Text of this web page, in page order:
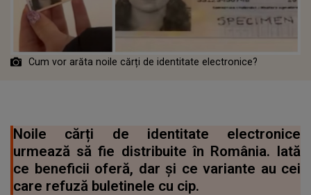
Cum vor arăta noile cărți de identitate electronice?
Noile cărți de identitate electronice
urmează să fie distribuite în România. Iată
ce beneficii oferă, dar și ce variante au cei
care refuză buletinele cu cip.